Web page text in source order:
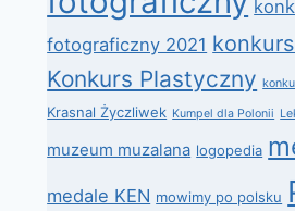
fotograficzny 2021
Konkurs Plastyczny
Krasnal Życzliwek Kumpel dla Polonii
muzeum muzalana logopedia
medale KEN mowimy po polsku